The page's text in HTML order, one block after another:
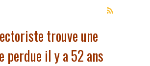
trouve une
perdue il y a 52 ans